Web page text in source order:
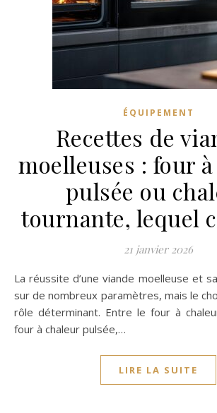
ÉQUIPEMENT
Recettes de
moelleuses : four
pulsée ou
tournante, lequel
21 janvier 2026
La réussite d’une viande moelleuse et savoureuse repose
sur de nombreux paramètres, mais le
rôle déterminant. Entre le four à
four à chaleur pulsée,…
LIRE LA SUITE